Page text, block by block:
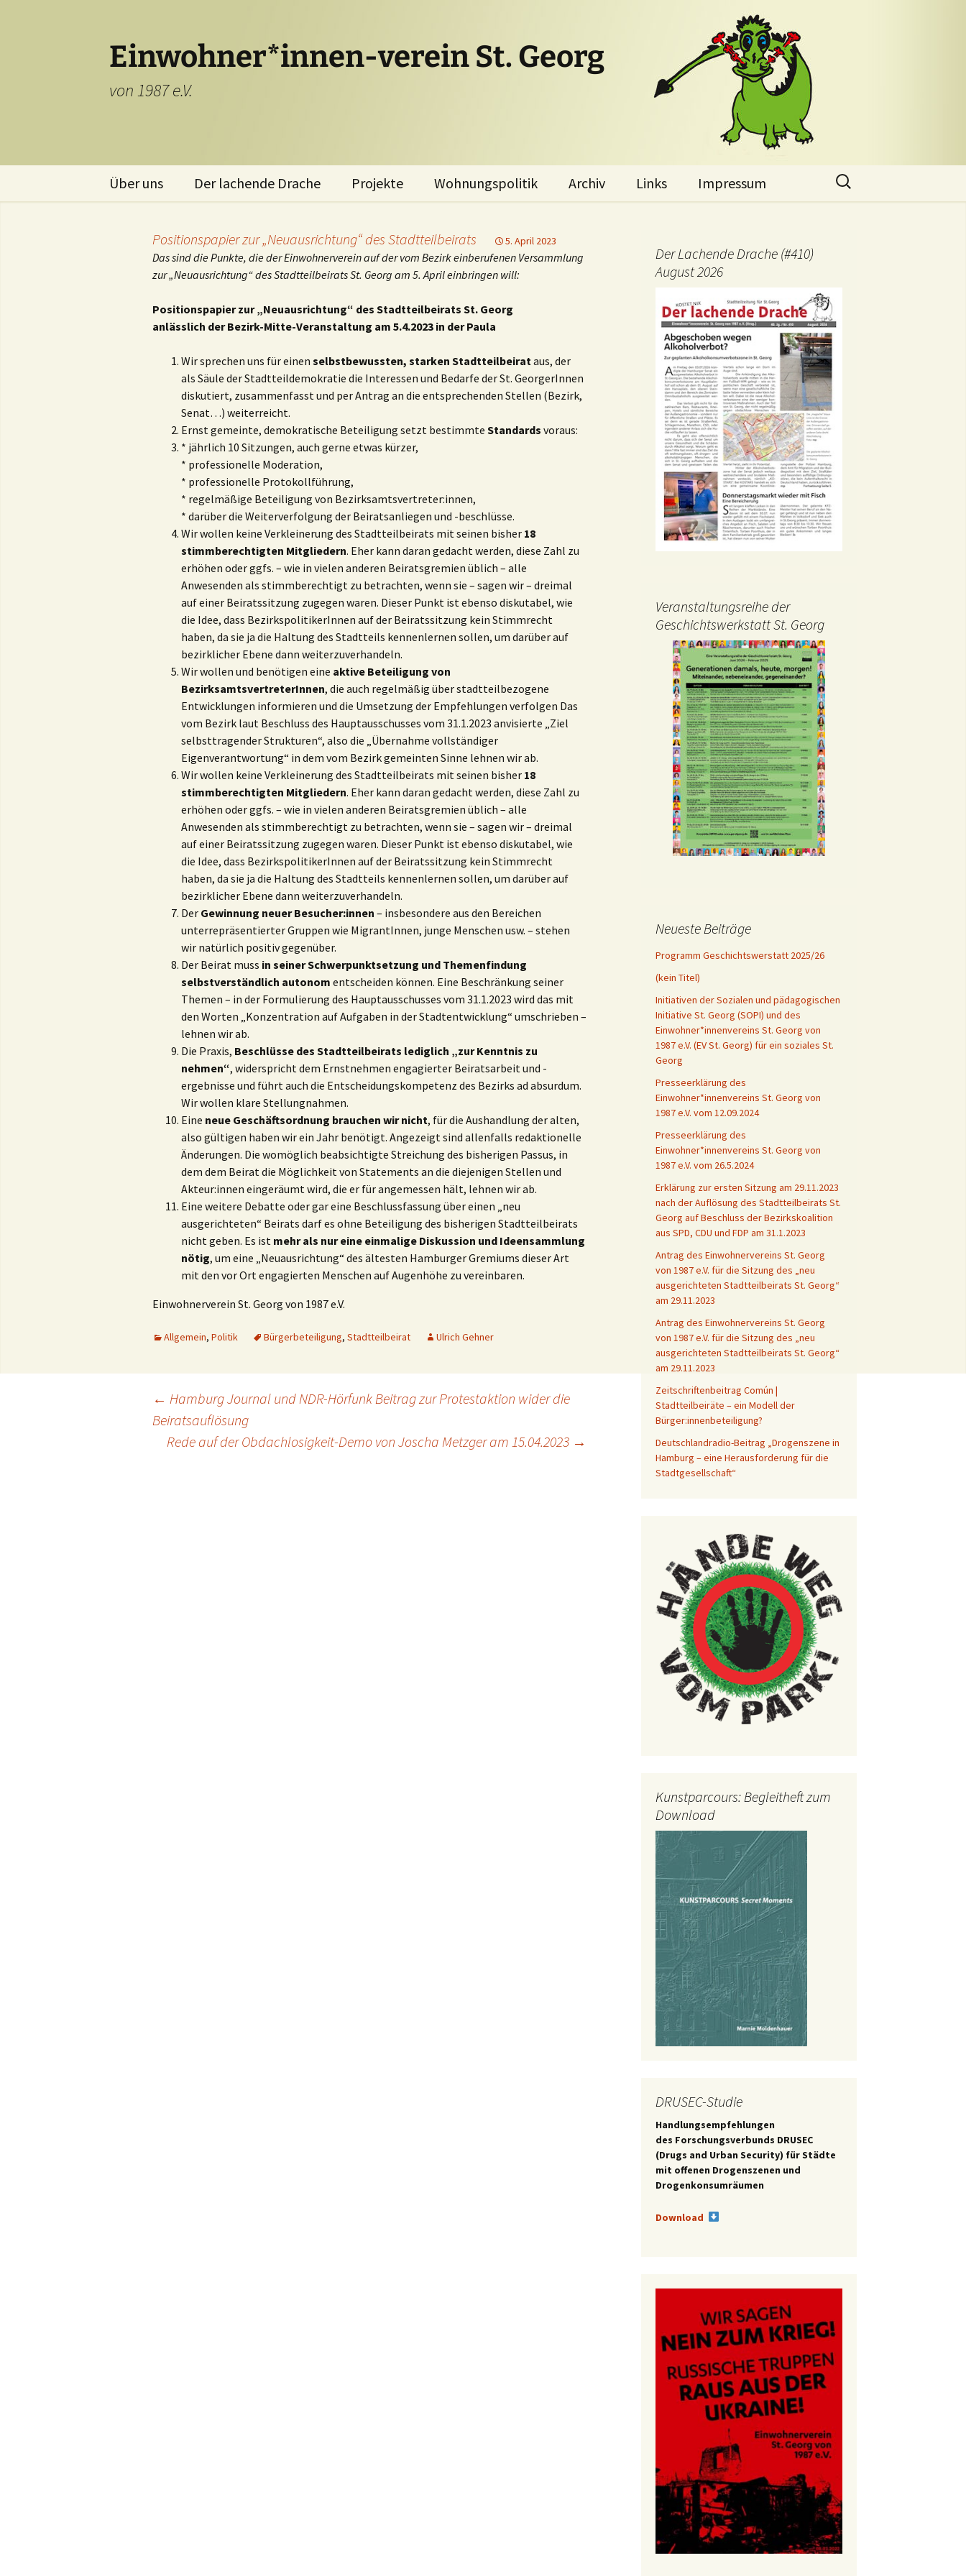
Einwohner*innen-verein St. Georg
von 1987 e.V.
Zum
Inhalt
Über uns Der lachende Drache
Projekte
Nachhaltiges
St.Georg
Wohnungspolitik
St.Georg – Ein
Stadtteil wehrt
sich
Wohnungspolitik
Stadtteilbeirat
29.6.22
Mietensituation in
Antrag
Geschichtswerkstatt
Inge Stolten
23.2.22
Gegen
Mietensteigerung
und Verdrängung
in St. Georg
Protestaktion des
EV wg.
Kündigungen
Danziger Str.
EV-Antrag
Mietensituation
14.4.22
Archiv Links Impressum
Suchen
nach:
Positionspapier zur „Neuausrichtung“ des Stadtteilbeirats 5. April 2023
Das sind die Punkte, die der Einwohnerverein auf der vom Bezirk einberufenen Versammlung
zur „Neuausrichtung“ des Stadtteilbeirats St. Georg am 5. April einbringen will:
Positionspapier zur „Neuausrichtung“ des Stadtteilbeirats St. Georg
anlässlich der Bezirk-Mitte-Veranstaltung am 5.4.2023 in der Paula
Wir sprechen uns für einen selbstbewussten, starken Stadtteilbeirataus, der
als Säule der Stadtteildemokratie die Interessen und Bedarfe der St. GeorgerInnen
diskutiert, zusammenfasst und per Antrag an die entsprechenden Stellen (Bezirk,
Senat…) weiterreicht.
Ernst gemeinte, demokratische Beteiligung setzt bestimmte Standards voraus:
* jährlich 10 Sitzungen, auch gerne etwas kürzer,
* professionelle Moderation,
* professionelle Protokollführung,
* regelmäßige Beteiligung von Bezirksamtsvertreter:innen,
* darüber die Weiterverfolgung der Beiratsanliegen und -beschlüsse.
Wir wollen keine Verkleinerung des Stadtteilbeirats mit seinen bisher 18
stimmberechtigten Mitgliedern. Eher kann daran gedacht werden, diese Zahl zu
erhöhen oder ggfs. – wie in vielen anderen Beiratsgremien üblich – alle
Anwesenden als stimmberechtigt zu betrachten, wenn sie – sagen wir – dreimal
auf einer Beiratssitzung zugegen waren. Dieser Punkt ist ebenso diskutabel, wie
die Idee, dass BezirkspolitikerInnen auf der Beiratssitzung kein Stimmrecht
haben, da sie ja die Haltung des Stadtteils kennenlernen sollen, um darüber auf
bezirklicher Ebene dann weiterzuverhandeln.
Wir wollen und benötigen eine aktive Beteiligung von
BezirksamtsvertreterInnen, die auch regelmäßig über stadtteilbezogene
Entwicklungen informieren und die Umsetzung der Empfehlungen verfolgen Das
vom Bezirk laut Beschluss des Hauptausschusses vom 31.1.2023 anvisierte „Ziel
selbsttragender Strukturen“, also die „Übernahme vollständiger
Eigenverantwortung“ in dem vom Bezirk gemeinten Sinne lehnen wir ab.
Wir wollen keine Verkleinerung des Stadtteilbeirats mit seinen bisher 18
stimmberechtigten Mitgliedern. Eher kann daran gedacht werden, diese Zahl zu
erhöhen oder ggfs. – wie in vielen anderen Beiratsgremien üblich – alle
Anwesenden als stimmberechtigt zu betrachten, wenn sie – sagen wir – dreimal
auf einer Beiratssitzung zugegen waren. Dieser Punkt ist ebenso diskutabel, wie
die Idee, dass BezirkspolitikerInnen auf der Beiratssitzung kein Stimmrecht
haben, da sie ja die Haltung des Stadtteils kennenlernen sollen, um darüber auf
bezirklicher Ebene dann weiterzuverhandeln.
Der Gewinnung neuer Besucher:innen – insbesondere aus den Bereichen
unterrepräsentierter Gruppen wie MigrantInnen, junge Menschen usw. – stehen
wir natürlich positiv gegenüber.
Der Beirat muss in seinerSchwerpunktsetzung und Themenfindung
selbstverständlich autonom entscheiden können. Eine Beschränkung seiner
Themen – in der Formulierung des Hauptausschusses vom 31.1.2023 wird das mit
den Worten „Konzentration auf Aufgaben in der Stadtentwicklung“ umschrieben –
lehnen wir ab.
Die Praxis, Beschlüsse des Stadtteilbeirats lediglich „zur Kenntnis zu
nehmen“, widerspricht dem Ernstnehmen engagierter Beiratsarbeit und -
ergebnisse und führt auch die Entscheidungskompetenz des Bezirks ad absurdum.
Wir wollen klare Stellungnahmen.
Eine neue Geschäftsordnung brauchen wir nicht, für die Aushandlung der alten,
also gültigen haben wir ein Jahr benötigt. Angezeigt sind allenfalls redaktionelle
Änderungen. Die womöglich beabsichtigte Streichung des bisherigen Passus, in
dem dem Beirat die Möglichkeit von Statements an die diejenigen Stellen und
Akteur:innen eingeräumt wird, die er für angemessen hält, lehnen wir ab.
Eine weitere Debatte oder gar eine Beschlussfassung über einen „neu
ausgerichteten“ Beirats darf es ohne Beteiligung des bisherigen Stadtteilbeirats
nicht geben. Es ist mehr als nur eine einmalige Diskussion und Ideensammlung
nötig, um eine „Neuausrichtung“ des ältesten Hamburger Gremiums dieser Art
mit den vor Ort engagierten Menschen auf Augenhöhe zu vereinbaren.
Einwohnerverein St. Georg von 1987 e.V.
Allgemein, Politik Bürgerbeteiligung, Stadtteilbeirat Ulrich Gehner
Beitragsnavigation
← Hamburg Journal und NDR-Hörfunk Beitrag zur Protestaktion wider die
Beiratsauflösung
Rede auf der Obdachlosigkeit-Demo von Joscha Metzger am 15.04.2023 →
Der Lachende Drache (#410)
August 2026
Veranstaltungsreihe der
Geschichtswerkstatt St. Georg
Neueste Beiträge
Programm Geschichtswerstatt 2025/26
(kein Titel)
Initiativen der Sozialen und pädagogischen
Initiative St. Georg (SOPI) und des
Einwohner*innenvereins St. Georg von
1987 e.V. (EV St. Georg) für ein soziales St.
Georg
Presseerklärung des
Einwohner*innenvereins St. Georg von
1987 e.V. vom 12.09.2024
Presseerklärung des
Einwohner*innenvereins St. Georg von
1987 e.V. vom 26.5.2024
Erklärung zur ersten Sitzung am 29.11.2023
nach der Auflösung des Stadtteilbeirats St.
Georg auf Beschluss der Bezirkskoalition
aus SPD, CDU und FDP am 31.1.2023
Antrag des Einwohnervereins St. Georg
von 1987 e.V. für die Sitzung des „neu
ausgerichteten Stadtteilbeirats St. Georg“
am 29.11.2023
Antrag des Einwohnervereins St. Georg
von 1987 e.V. für die Sitzung des „neu
ausgerichteten Stadtteilbeirats St. Georg“
am 29.11.2023
Zeitschriftenbeitrag Común |
Stadtteilbeiräte – ein Modell der
Bürger:innenbeteiligung?
Deutschlandradio-Beitrag „Drogenszene in
Hamburg – eine Herausforderung für die
Stadtgesellschaft“
Kunstparcours: Begleitheft zum
Download
DRUSEC-Studie
Handlungsempfehlungen
des Forschungsverbunds DRUSEC
(Drugs and Urban Security) für Städte
mit offenen Drogenszenen und
Drogenkonsumräumen
Download